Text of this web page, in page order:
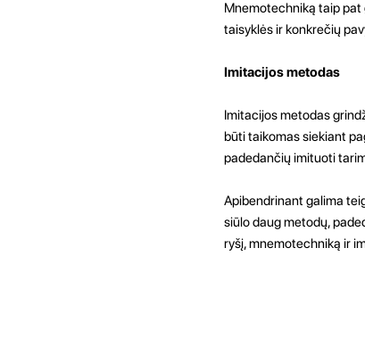
Mnemotechniką taip
taisyklės ir konkrečių
Imitacijos metodas
Imitacijos metodas
būti taikomas siekiant
padedančių imituoti
Apibendrinant galima
siūlo daug metodų,
ryšį, mnemotechniką ir